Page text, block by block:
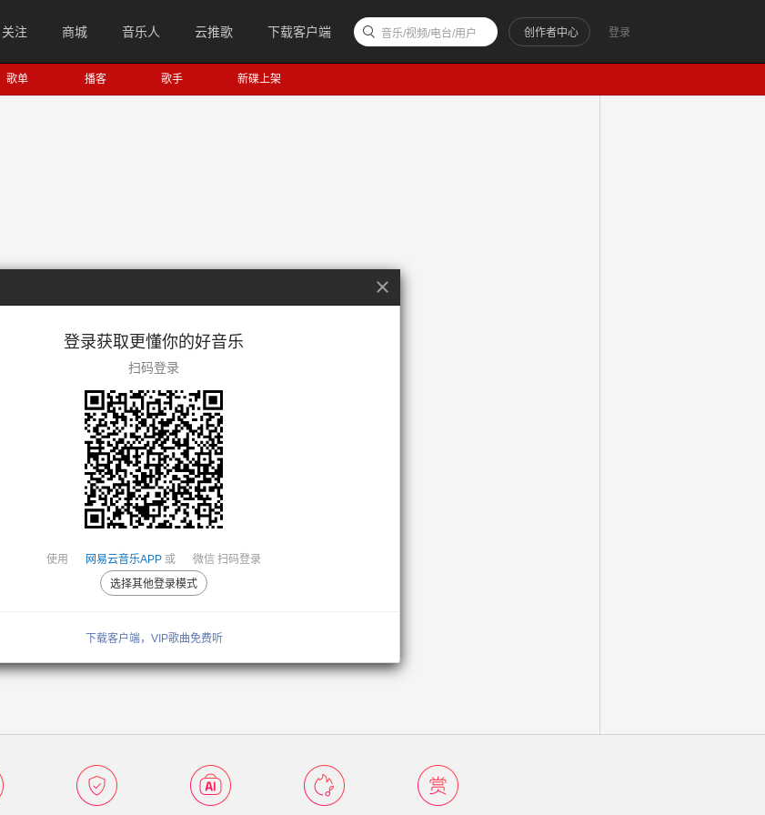
关注 商城 音乐人 云推歌 下载客户端 登录
创作者中心
音乐/视频/电台/用户
歌单 播客 歌手 新碟上架
登录获取更懂你的好音乐
扫码登录
使用 网易云音乐APP 或 微信 扫码登录
选择其他登录模式
下载客户端，VIP歌曲免费听